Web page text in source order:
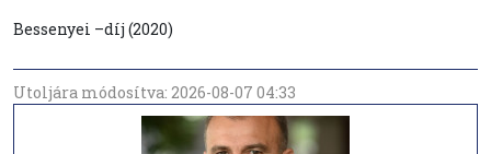
Bessenyei –díj (2020)
Utoljára módosítva: 2026-08-07 04:33